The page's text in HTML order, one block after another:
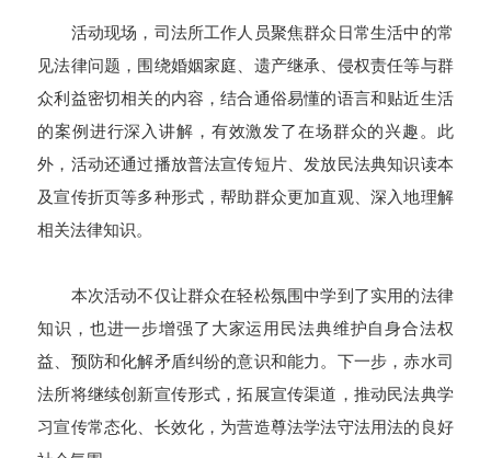
活动现场，司法所工作人员聚焦群众日常生活中的常
见法律问题，围绕婚姻家庭、遗产继承、侵权责任等与群
众利益密切相关的内容，结合通俗易懂的语言和贴近生活
的案例进行深入讲解，有效激发了在场群众的兴趣。此
外，活动还通过播放普法宣传短片、发放民法典知识读本
及宣传折页等多种形式，帮助群众更加直观、深入地理解
相关法律知识。
本次活动不仅让群众在轻松氛围中学到了实用的法律
知识，也进一步增强了大家运用民法典维护自身合法权
益、预防和化解矛盾纠纷的意识和能力。下一步，赤水司
法所将继续创新宣传形式，拓展宣传渠道，推动民法典学
习宣传常态化、长效化，为营造尊法学法守法用法的良好